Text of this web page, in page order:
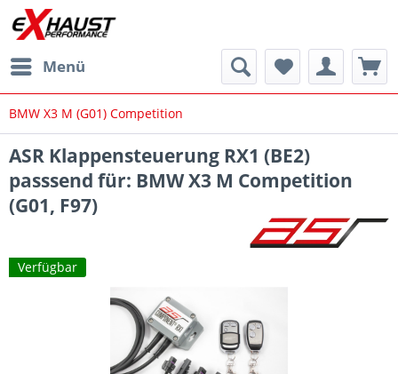
Menü
BMW X3 M (G01) Competition
ASR Klappensteuerung RX1 (BE2)
passsend für: BMW X3 M Competition
(G01, F97)
Verfügbar